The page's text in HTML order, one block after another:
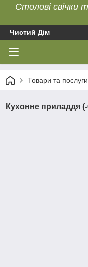
Столові свічки
Чистий Дім
Товари та послуги
Кухонне приладдя (-